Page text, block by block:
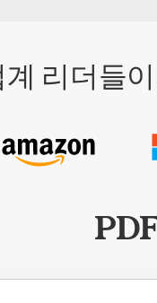
계 리더들